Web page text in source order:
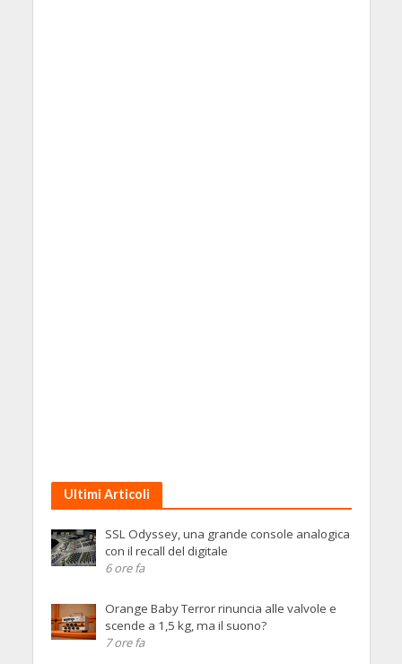
Ultimi Articoli
SSL Odyssey, una grande console analogica
con il recall del digitale
6 ore fa
Orange Baby Terror rinuncia alle valvole e
scende a 1,5 kg, ma il suono?
7 ore fa